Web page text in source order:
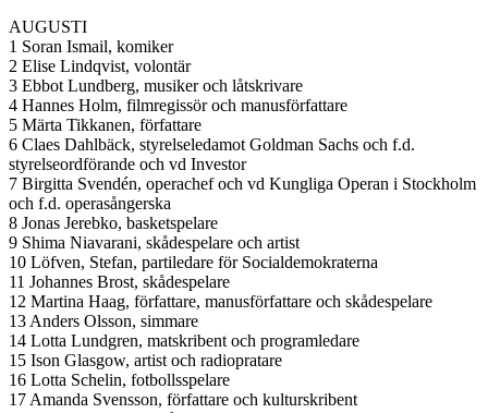
AUGUSTI
1 Soran Ismail, komiker
2 Elise Lindqvist, volontär
3 Ebbot Lundberg, musiker och låtskrivare
4 Hannes Holm, filmregissör och manusförfattare
5 Märta Tikkanen, författare
6 Claes Dahlbäck, styrelseledamot Goldman Sachs och f.d.
styrelseordförande och vd Investor
7 Birgitta Svendén, operachef och vd Kungliga Operan i Stockholm
och f.d. operasångerska
8 Jonas Jerebko, basketspelare
9 Shima Niavarani, skådespelare och artist
10 Löfven, Stefan, partiledare för Socialdemokraterna
11 Johannes Brost, skådespelare
12 Martina Haag, författare, manusförfattare och skådespelare
13 Anders Olsson, simmare
14 Lotta Lundgren, matskribent och programledare
15 Ison Glasgow, artist och radiopratare
16 Lotta Schelin, fotbollsspelare
17 Amanda Svensson, författare och kulturskribent